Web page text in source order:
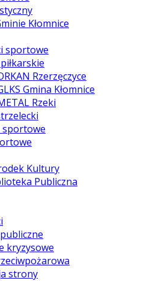
Kłomnice
sportowe
Rzerzęczyce
Gmina Kłomnice
Rzeki
sportowe
Kultury
Publiczna
kryzysowe
strony